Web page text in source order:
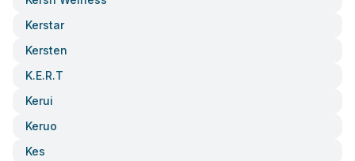
Kerstar
Kersten
K.e.r.t
Kerui
Keruo
Kes